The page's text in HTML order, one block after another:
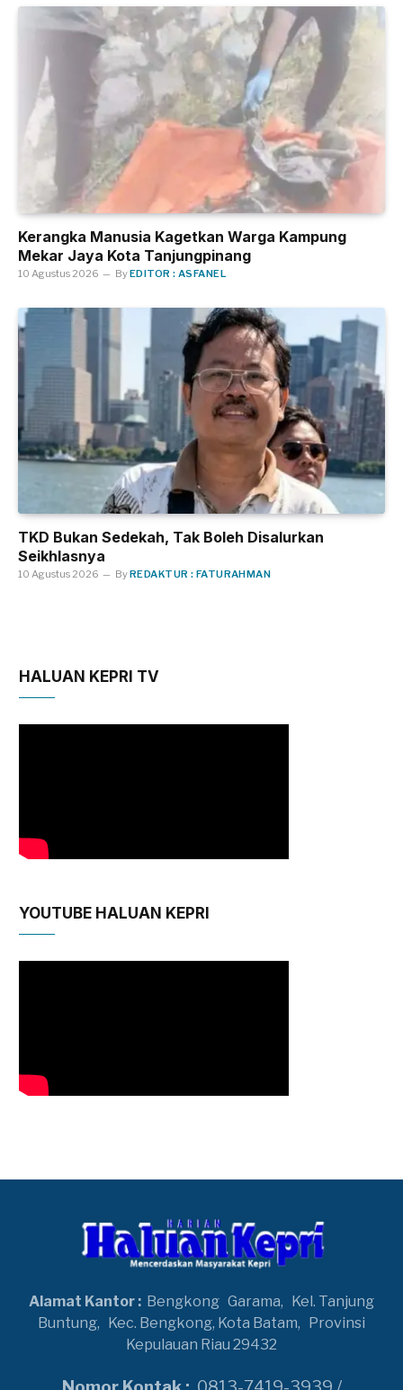
Kerangka Manusia Kagetkan Warga Kampung
Mekar Jaya Kota Tanjungpinang
10 Agustus 2026 ByEDITOR : ASFANEL
TKD Bukan Sedekah, Tak Boleh Disalurkan
Seikhlasnya
10 Agustus 2026 ByREDAKTUR : FATURAHMAN
HALUAN KEPRI TV
YOUTUBE HALUAN KEPRI
Alamat Kantor : Bengkong Garama,
Kel. Tanjung
Buntung,
Kec. Bengkong, Kota Batam,
Provinsi
Kepulauan Riau 29432